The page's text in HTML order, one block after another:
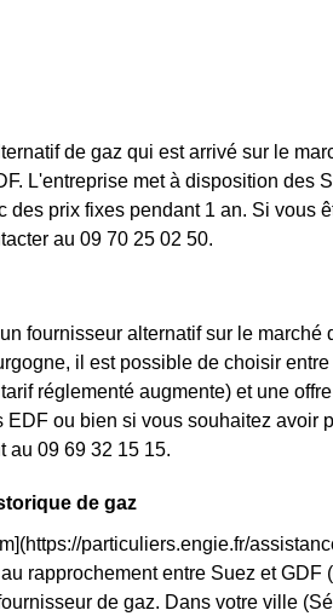
de gaz qui est arrivé sur le
L'entreprise met à disposition des
prix fixes pendant 1 an. Si vous
au 09 70 25 02 50.
fournisseur alternatif sur le marché
il est possible de choisir
réglementé augmente) et une
ou bien si vous souhaitez avoir
au 09 69 32 15 15.
de gaz
particuliers.engie.fr/
rapprochement entre Suez et GDF
de gaz. Dans votre ville